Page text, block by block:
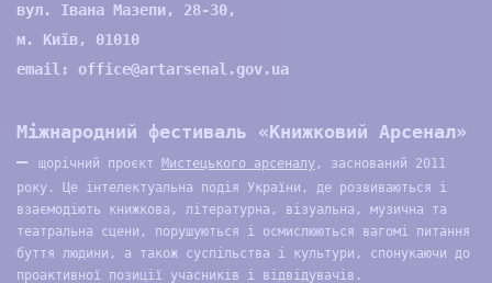
вул. Івана Мазепи, 28-30,
м. Київ, 01010
email: office@artarsenal.gov.ua
Міжнародний фестиваль «Книжковий Арсенал»
—
щорічний проєкт Мистецького арсеналу , заснований 2011
року. Це інтелектуальна подія України, де розвиваються і
взаємодіють книжкова, літературна, візуальна, музична та
театральна сцени, порушуються і осмислюються вагомі питання
буття людини, а також суспільства і культури, спонукаючи до
проактивної позиції учасників і відвідувачів.